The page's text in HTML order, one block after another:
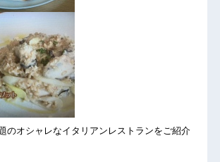
のオシャレなイタリアンレストランをご紹介